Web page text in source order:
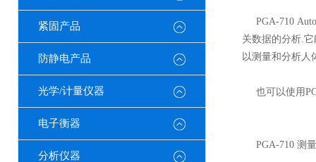
紧固产品
防静电产品
光学/计量仪器
电子衡器
分析仪器
PGA-710
关数据的分析.
以测量和分析人
也可以使用
PGA-710 测量